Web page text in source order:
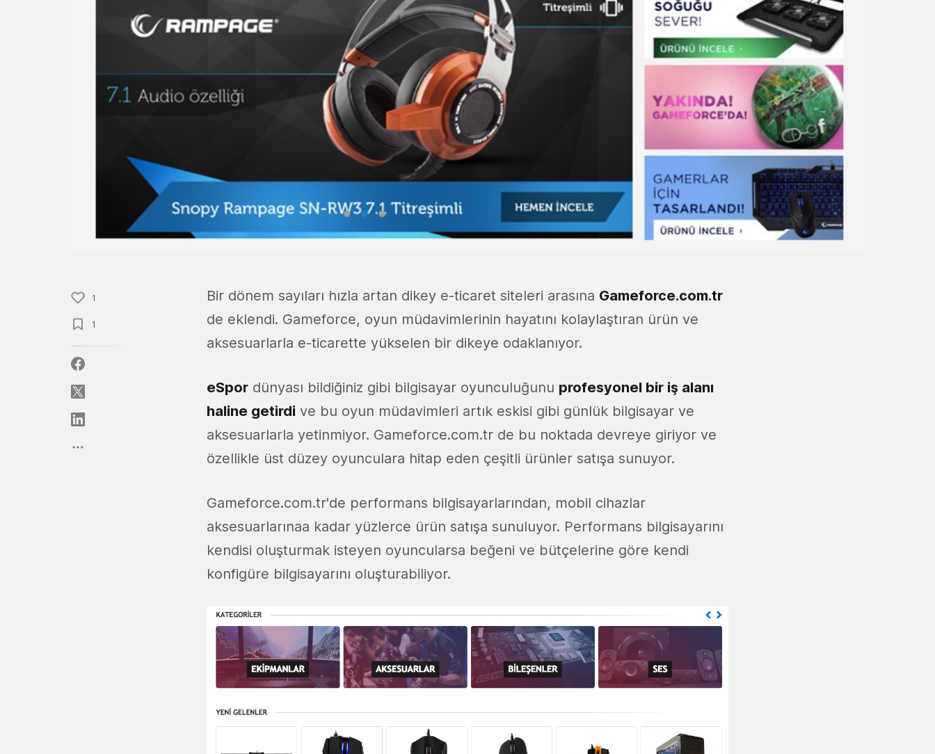
1
1
Bir dönem sayıları hızla artan dikey e-ticaret siteleri arasına Gameforce.com.tr
de eklendi. Gameforce, oyun müdavimlerinin hayatını kolaylaştıran ürün ve
aksesuarlarla e-ticarette yükselen bir dikeye odaklanıyor.
eSpor dünyası bildiğiniz gibi bilgisayar oyunculuğunu profesyonel bir iş alanı
haline getirdi ve bu oyun müdavimleri artık eskisi gibi günlük bilgisayar ve
aksesuarlarla yetinmiyor. Gameforce.com.tr de bu noktada devreye giriyor ve
özellikle üst düzey oyunculara hitap eden çeşitli ürünler satışa sunuyor.
Gameforce.com.tr'de performans bilgisayarlarından, mobil cihazlar
aksesuarlarınaa kadar yüzlerce ürün satışa sunuluyor. Performans bilgisayarını
kendisi oluşturmak isteyen oyuncularsa beğeni ve bütçelerine göre kendi
konfigüre bilgisayarını oluşturabiliyor.